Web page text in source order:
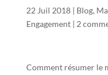
22 Juil 2018| Blog,
Engagement| 2
Comment résumer le